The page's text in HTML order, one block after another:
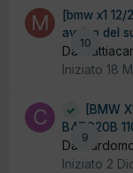
10
[bmw x1
avviso del
Da
Iniziato 18
9
[BMW
B47C20B
Da
Iniziato 2